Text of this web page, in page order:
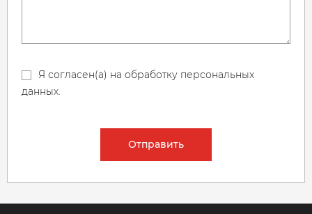
Я согласен(а) на обработку персональных
данных.
Отправить